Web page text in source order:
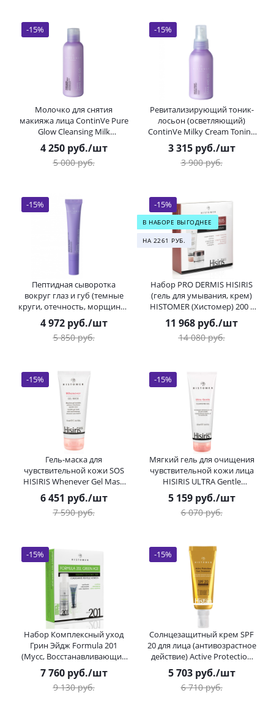
Молочко для снятия
макияжа лица ContinVe Pure
Glow Cleansing Milk
HISTOMER (Хистомер) 150 мл
4 250руб./шт
5 000руб.
-15%
Ревитализирующий тоник-
лосьон (осветляющий)
ContinVe Milky Cream Toning
Lotion HISTOMER (Хистомер)
Spray 100 мл
3 315руб./шт
3 900руб.
-15%
Пептидная сыворотка
вокруг глаз и губ (темные
круги, отечность, морщины)
ContinVe Tetrapeptide Serum
HISTOMER (Хистомер) 15 мл
4 972руб./шт
5 850руб.
-15%
В НАБОРЕ ВЫГОДНЕЕ
НА 2261 РУБ.
Набор PRO DERMIS HISIRIS
(гель для умывания, крем)
HISTOMER (Хистомер) 200 /
50 мл
11 968 руб./шт
14 080руб.
-15%
Гель-маска для
чувствительной кожи SOS
HISIRIS Whenever Gel Mask
HISTOMER (Хистомер) 75 мл
6 451 руб./шт
7 590руб.
-15%
Мягкий гель для очищения
чувствительной кожи лица
HISIRIS ULTRA Gentle
Cleansing Gel HISTOMER
(Хистомер) 200 мл
5 159руб./шт
6 070руб.
-15%
Набор Комплексный уход
Грин Эйдж Formula 201
(Мусс, Восстанавливающий
крем) HISTOMER (Хистомер)
150 / 30 мл
7 760руб./шт
9 130руб.
-15%
Солнцезащитный крем SPF
20 для лица (антивозрастное
действие) Active Protection
Histan HISTOMER (Хистомер)
50 мл
5 703руб./шт
6 710руб.
-15%